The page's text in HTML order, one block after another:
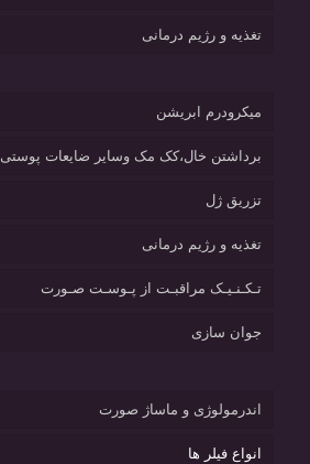
تغذیه و رژیم درمانی
میکرودرم ابریشن
برداشتن خال،کک مک وسایر ضایعات پوستی
تزریق ژل
تغذیه و رژیم درمانی
تـکـنـیـک مراقبـت از پـوسـت صـورت
جوان سازی
اندرمولوژی و ماساژ صورت
انواع فیلر ها